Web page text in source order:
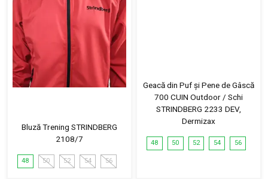
Bluză Trening STRINDBERG
2108/7
48 50 52 54 56
Geacă din Puf și Pene de Gâscă
700 CUIN Outdoor / Schi
STRINDBERG 2233 DEV,
Dermizax
48 50 52 54 56